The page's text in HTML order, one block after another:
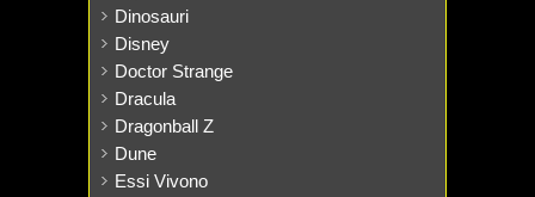
Dinosauri
Disney
Doctor Strange
Dracula
Dragonball Z
Dune
Essi Vivono